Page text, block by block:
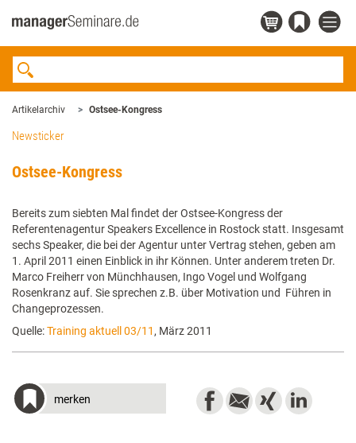
Artikelarchiv Ostsee-Kongress
Newsticker
Ostsee-Kongress
Bereits zum siebten Mal findet der Ostsee-Kongress der
Referentenagentur Speakers Excellence in Rostock statt. Insgesamt
sechs Speaker, die bei der Agentur unter Vertrag stehen, geben am
1. April 2011 einen Einblick in ihr Können. Unter anderem treten Dr.
Marco Freiherr von Münchhausen, Ingo Vogel und Wolfgang
Rosenkranz auf. Sie sprechen z.B. über Motivation und Führen in
Changeprozessen.
Quelle:Training aktuell 03/11 , März 2011
merken